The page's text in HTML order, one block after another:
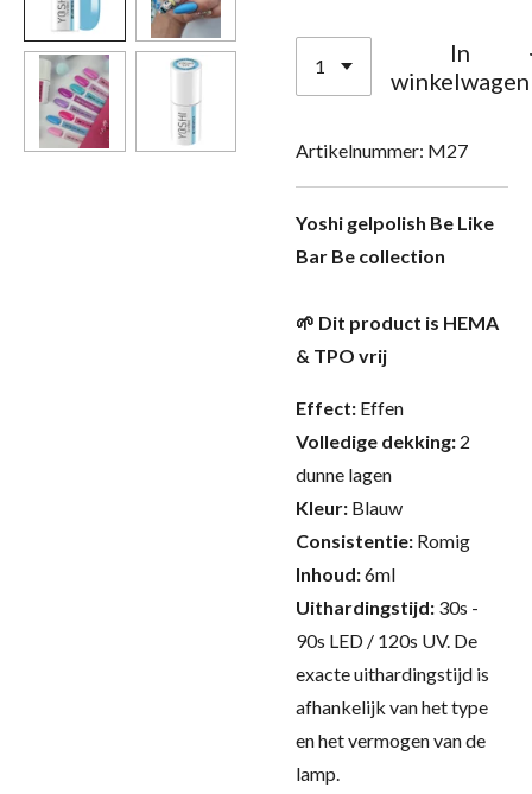
In
winkelwagen
Artikelnummer: M27
Yoshi gelpolish Be Like
Bar Be collection
🌱 Dit product is HEMA
& TPO vrij
Effect: Effen
Volledige dekking: 2
dunne lagen
Kleur: Blauw
Consistentie: Romig
Inhoud:6ml
Uithardingstijd: 30s -
90s LED / 120s UV. De
exacte uithardingstijd is
afhankelijk van het type
en het vermogen van de
lamp.